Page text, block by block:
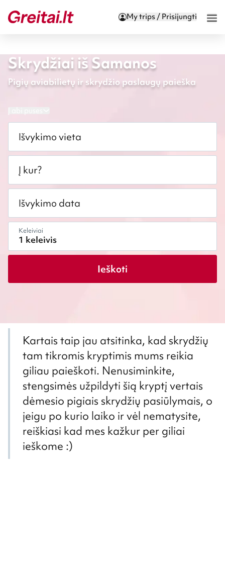
My trips / Prisijungti
Skrydžiai iš Samanos
Pigių aviabilietų ir skrydžio paslaugų paieška
Išvykimo vieta
Į kur?
Išvykimo data
Keleiviai
Ieškoti
Kartais taip jau atsitinka, kad skrydžių
tam tikromis kryptimis mums reikia
giliau paieškoti. Nenusiminkite,
stengsimės užpildyti šią kryptį vertais
dėmesio pigiais skrydžių pasiūlymais, o
jeigu po kurio laiko ir vėl nematysite,
reiškiasi kad mes kažkur per giliai
ieškome :)